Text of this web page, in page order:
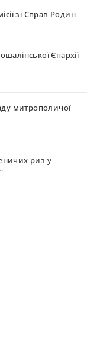
зі Справ Родин
Єпархії
митрополичої
риз у
єпархії